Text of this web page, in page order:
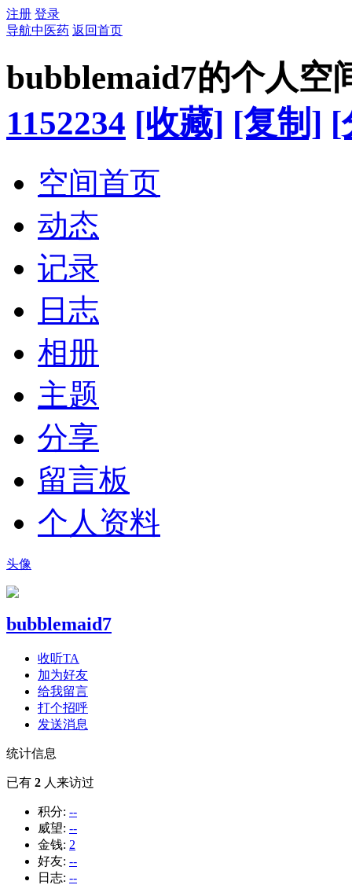
注册 登录
导航中医药 返回首页
bubblemaid7的个人空
1152234 [收藏] [复制] [
空间首页
动态
记录
日志
相册
主题
分享
留言板
个人资料
头像
bubblemaid7
收听TA
加为好友
给我留言
打个招呼
发送消息
统计信息
已有 2 人来访过
积分: --
威望: --
金钱: 2
好友: --
日志: --